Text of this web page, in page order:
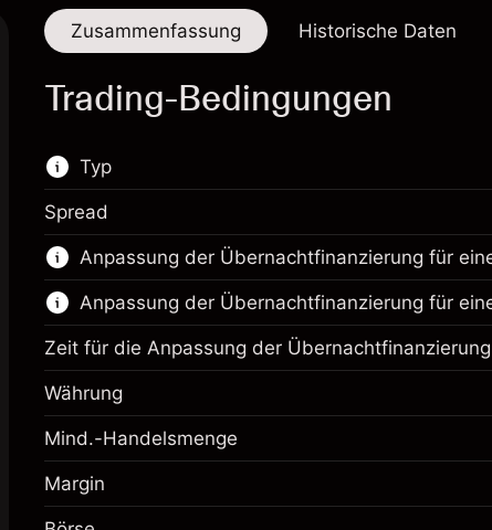
Zusammenfassung Historische Daten
Trading-Bedingungen
Typ
Dieser Finanzmarkt steht für das CFD-Trading
zur Verfügung.
Erfahren Sie mehr über:
CFDs
Spread
Anpassung der Übernachtfinanzierung für
Margin. Ihre Investition
Anpassung der Übernachtfinanzierung für
Zeit für die Anpassung der Übernachtfinanzierung
Währung
Mind.-Handelsmenge
Margin